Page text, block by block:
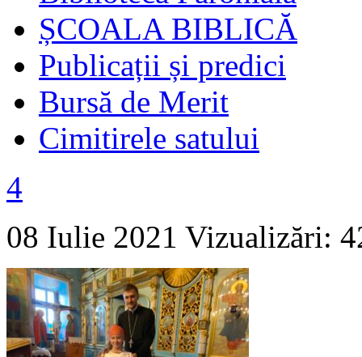
ȘCOALA BIBLICĂ
Publicații și predici
Bursă de Merit
Cimitirele satului
4
08 Iulie 2021 Vizualizări: